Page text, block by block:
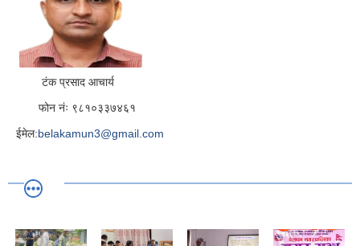
टंक प्रसाद आचार्य
फोन नंः ९८१०३३७४६१
ईमेल:belakamun3@gmail.com